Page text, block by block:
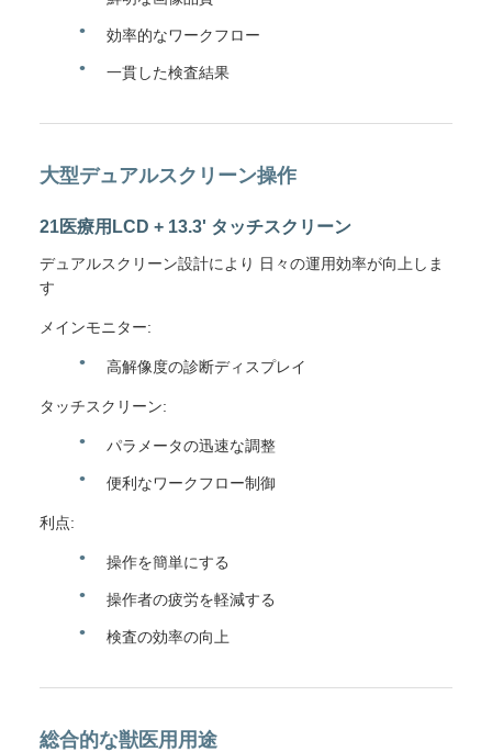
効率的なワークフロー
一貫した検査結果
大型デュアルスクリーン操作
21医療用LCD + 13.3' タッチスクリーン
デュアルスクリーン設計により 日々の運用効率が向上しま
す
メインモニター:
高解像度の診断ディスプレイ
タッチスクリーン:
パラメータの迅速な調整
便利なワークフロー制御
利点:
操作を簡単にする
操作者の疲労を軽減する
検査の効率の向上
総合的な獣医用用途